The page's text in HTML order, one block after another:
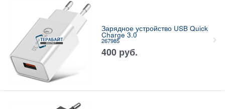
Зарядное устройство USB Quick
Charge 3.0
267985
400 руб.